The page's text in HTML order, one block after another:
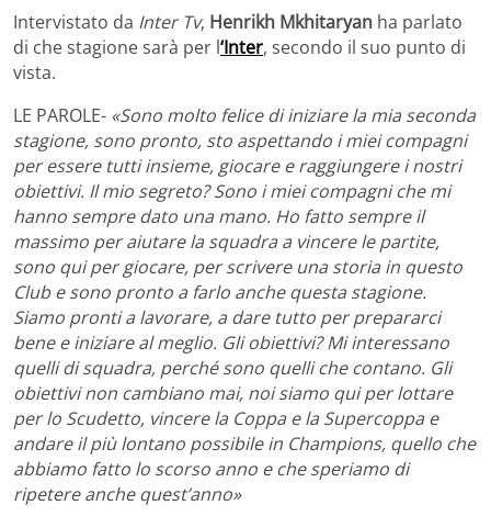
Intervistato da Inter Tv, Henrikh Mkhitaryan ha parlato
di che stagione sarà per l‘Inter, secondo il suo punto di
vista.
LE PAROLE- «Sono molto felice di iniziare la mia seconda
stagione, sono pronto, sto aspettando i miei compagni
per essere tutti insieme, giocare e raggiungere i nostri
obiettivi. Il mio segreto? Sono i miei compagni che mi
hanno sempre dato una mano. Ho fatto sempre il
massimo per aiutare la squadra a vincere le partite,
sono qui per giocare, per scrivere una storia in questo
Club e sono pronto a farlo anche questa stagione.
Siamo pronti a lavorare, a dare tutto per prepararci
bene e iniziare al meglio. Gli obiettivi? Mi interessano
quelli di squadra, perché sono quelli che contano. Gli
obiettivi non cambiano mai, noi siamo qui per lottare
per lo Scudetto, vincere la Coppa e la Supercoppa e
andare il più lontano possibile in Champions, quello che
abbiamo fatto lo scorso anno e che speriamo di
ripetere anche quest’anno»